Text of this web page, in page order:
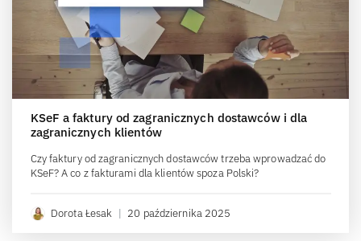
KSeF a faktury od zagranicznych dostawców i dla
zagranicznych klientów
Czy faktury od zagranicznych dostawców trzeba wprowadzać do
KSeF? A co z fakturami dla klientów spoza Polski?
Dorota Łesak | 20 października 2025